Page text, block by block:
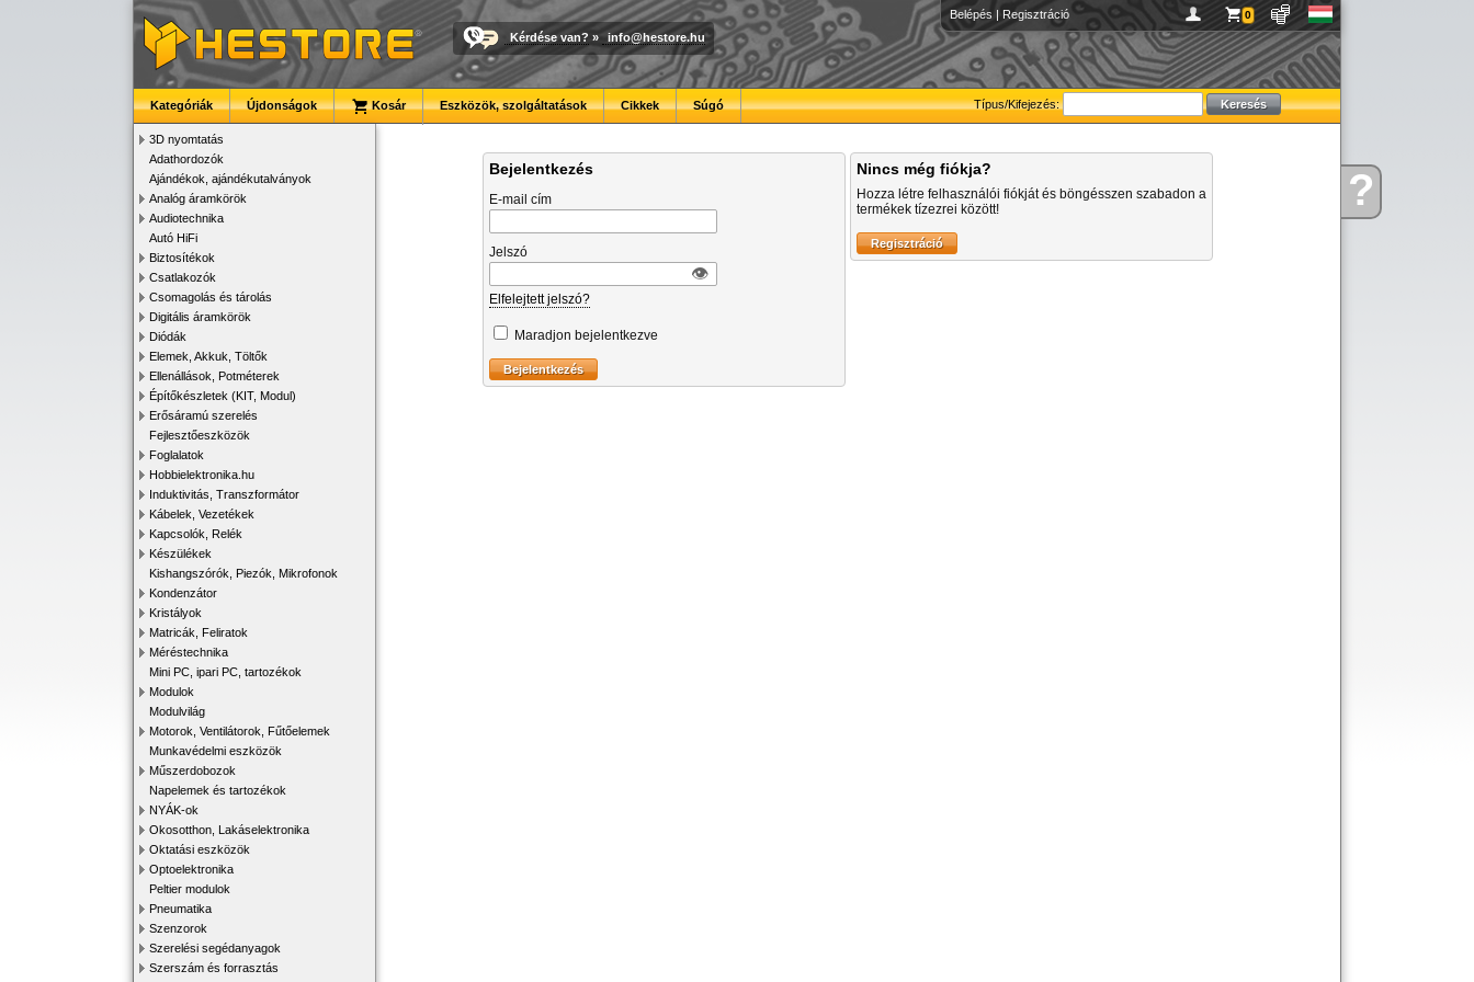
Kérdése?
Belépés | Regisztráció 0
Kérdése van? » info@hestore.hu
Típus/Kifejezés:
Kategóriák Újdonságok Kosár Eszközök, szolgáltatások Cikkek Súgó
3D nyomtatás
Adathordozók
Ajándékok, ajándékutalványok
Analóg áramkörök
Audiotechnika
Autó HiFi
Biztosítékok
Csatlakozók
Csomagolás és tárolás
Digitális áramkörök
Diódák
Elemek, Akkuk, Töltők
Ellenállások, Potméterek
Építőkészletek (KIT, Modul)
Erősáramú szerelés
Fejlesztőeszközök
Foglalatok
Hobbielektronika.hu
Induktivitás, Transzformátor
Kábelek, Vezetékek
Kapcsolók, Relék
Készülékek
Kishangszórók, Piezók, Mikrofonok
Kondenzátor
Kristályok
Matricák, Feliratok
Méréstechnika
Mini PC, ipari PC, tartozékok
Modulok
Modulvilág
Motorok, Ventilátorok, Fűtőelemek
Munkavédelmi eszközök
Műszerdobozok
Napelemek és tartozékok
NYÁK-ok
Okosotthon, Lakáselektronika
Oktatási eszközök
Optoelektronika
Peltier modulok
Pneumatika
Szenzorok
Szerelési segédanyagok
Szerszám és forrasztás
Bejelentkezés
E-mail cím
Jelszó
👁︎
Elfelejtett jelszó?
Maradjon bejelentkezve
Nincs még fiókja?
Hozza létre felhasználói fiókját és böngésszen szabadon a
termékek tízezrei között!